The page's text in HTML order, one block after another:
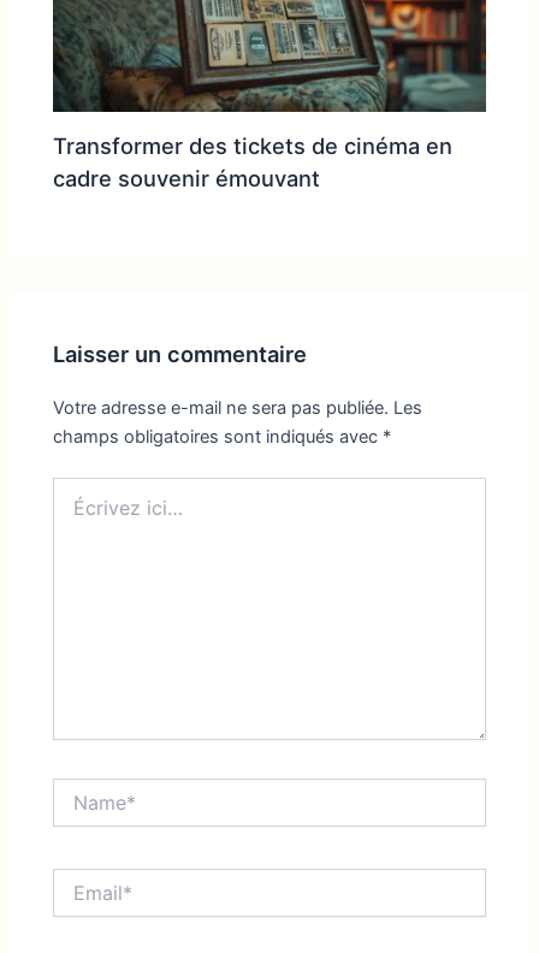
Transformer des tickets de cinéma en
cadre souvenir émouvant
Laisser un commentaire
Votre adresse e-mail ne sera pas publiée. Les
champs obligatoires sont indiqués avec *
ici…